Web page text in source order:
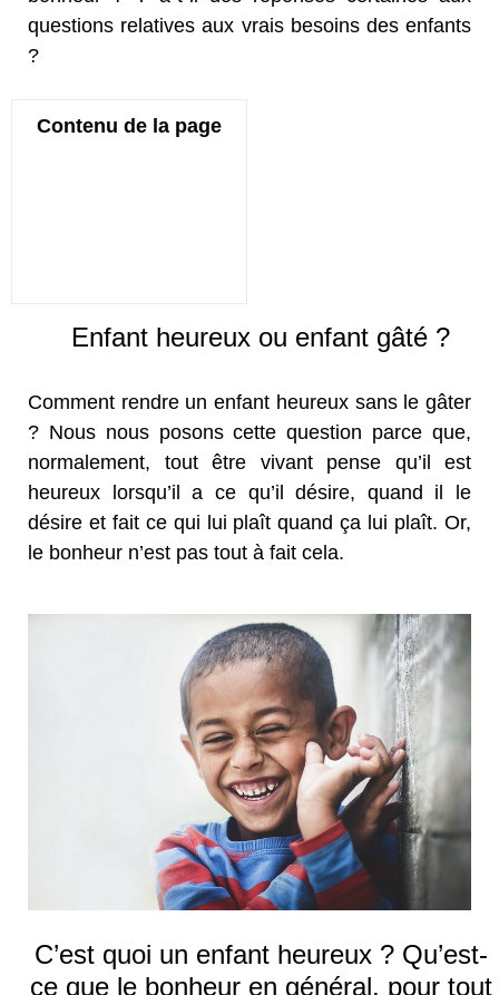
questions relatives aux vrais besoins des enfants
?
Contenu de la page
Enfant heureux ou enfant gâté ?
Comment rendre un enfant heureux sans le gâter
? Nous nous posons cette question parce que,
normalement, tout être vivant pense qu’il est
heureux lorsqu’il a ce qu’il désire, quand il le
désire et fait ce qui lui plaît quand ça lui plaît. Or,
le bonheur n’est pas tout à fait cela.
C’est quoi un enfant heureux ? Qu’est-
ce que le bonheur en général, pour tout